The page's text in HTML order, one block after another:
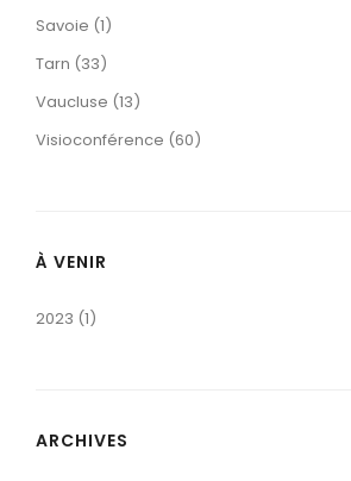
Savoie (1)
Tarn (33)
Vaucluse (13)
Visioconférence (60)
À VENIR
2023 (1)
ARCHIVES